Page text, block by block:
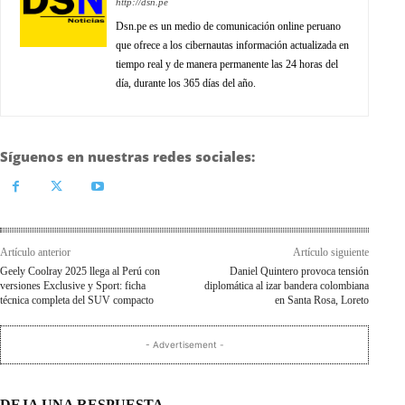
Dsn.pe es un medio de comunicación online peruano
que ofrece a los cibernautas información actualizada en
tiempo real y de manera permanente las 24 horas del
día, durante los 365 días del año.
Síguenos en nuestras redes sociales:
Artículo anterior
Geely Coolray 2025 llega al Perú con
versiones Exclusive y Sport: ficha
técnica completa del SUV compacto
Artículo siguiente
Daniel Quintero provoca tensión
diplomática al izar bandera colombiana
en Santa Rosa, Loreto
- Advertisement -